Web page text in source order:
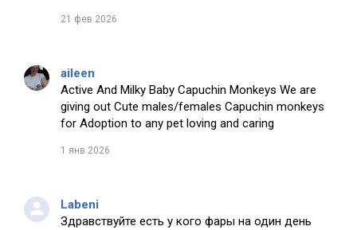
21 фев 2026
aileen
Active And Milky Baby Capuchin Monkeys We are
giving out Cute males/females Capuchin monkeys
for Adoption to any pet loving and caring
1 янв 2026
Labeni
Здравствуйте есть у кого фары на один день